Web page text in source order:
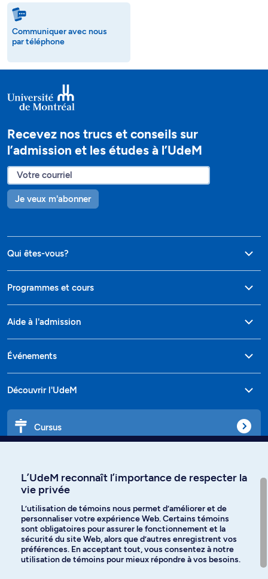
Communiquer avec nous
par téléphone
Recevez nos trucs et conseils sur
l’admission et les études à l’UdeM
Je veux m'abonner
Qui êtes-vous?
Programmes et cours
Aide à l'admission
Événements
Découvrir l'UdeM
Cursus
Langues
Facebook Instagram
L’UdeM reconnaît l’importance de respecter la
vie privée
L’utilisation de témoins nous permet d’améliorer et de
personnaliser votre expérience Web. Certains témoins
sont obligatoires pour assurer le fonctionnement et la
sécurité du site Web, alors que d’autres enregistrent vos
préférences. En acceptant tout, vous consentez à notre
utilisation de témoins pour mieux répondre à vos besoins.